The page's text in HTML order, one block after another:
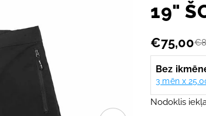
19"
Akcijas
cena
€75,00
Parastā
cena
Nodoklis